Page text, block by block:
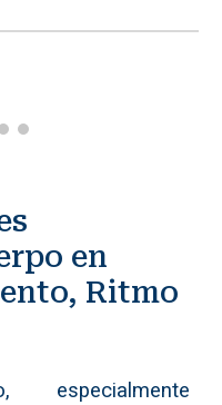
en
Ritmo
especialmente